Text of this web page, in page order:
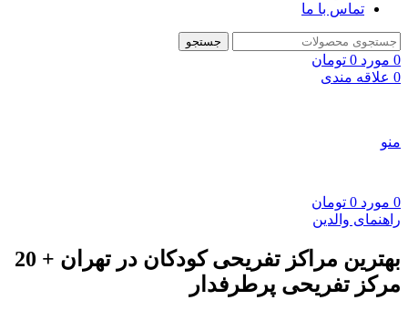
تماس با ما
جستجو
0 مورد 0 تومان
0 علاقه مندی
منو
0 مورد 0 تومان
راهنمای والدین
بهترین مراکز تفریحی کودکان در تهران + 20
مرکز تفریحی پرطرفدار